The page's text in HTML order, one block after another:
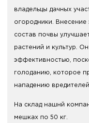
владельцы дачных
огородники. Внесение
состав почвы
растений и культур.
эффективностью,
голоданию, которое
нападению вредителей.
На склад нашнй
мешках по 50 кг.